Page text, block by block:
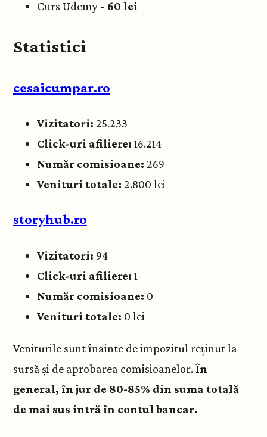
Curs Udemy - 60 lei
Statistici
cesaicumpar.ro
Vizitatori: 25.233
Click-uri afiliere: 16.214
Număr comisioane: 269
Venituri totale: 2.800 lei
storyhub.ro
Vizitatori: 94
Click-uri afiliere: 1
Număr comisioane: 0
Venituri totale: 0 lei
Veniturile sunt înainte de impozitul reținut la
sursă și de aprobarea comisioanelor.În
general, în jur de 80-85% din suma totală
de mai sus intră în contul bancar.